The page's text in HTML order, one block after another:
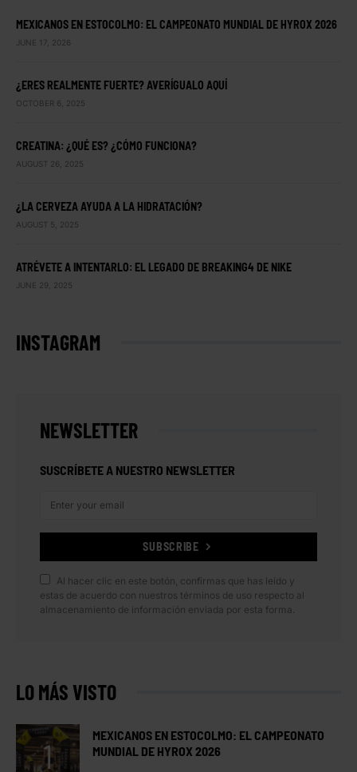
MEXICANOS EN ESTOCOLMO: EL CAMPEONATO MUNDIAL DE HYROX 2026
JUNE 17, 2026
¿ERES REALMENTE FUERTE? AVERÍGUALO AQUÍ
OCTOBER 6, 2025
CREATINA: ¿QUÉ ES? ¿CÓMO FUNCIONA?
AUGUST 26, 2025
¿LA CERVEZA AYUDA A LA HIDRATACIÓN?
AUGUST 5, 2025
ATRÉVETE A INTENTARLO: EL LEGADO DE BREAKING4 DE NIKE
JUNE 29, 2025
INSTAGRAM
NEWSLETTER
SUSCRÍBETE A NUESTRO NEWSLETTER
SUBSCRIBE
Al hacer clic en este botón, confirmas que has leído y
estas de acuerdo con nuestros términos de uso respecto al
almacenamiento de información enviada por esta forma.
LO MÁS VISTO
MEXICANOS EN ESTOCOLMO: EL CAMPEONATO
MUNDIAL DE HYROX 2026